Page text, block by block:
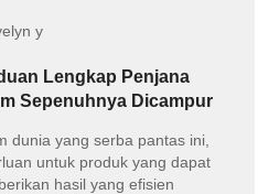
y
Lengkap Penjana
Sepenuhnya Dicampur
dunia yang serba pantas ini,
untuk produk yang dapat
hasil yang efisien